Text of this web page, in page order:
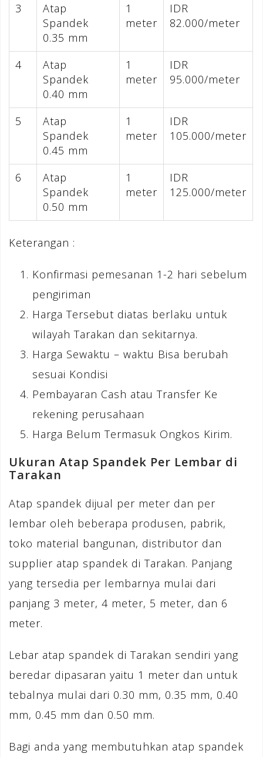
3
Atap
Spandek
0.35 mm
1
meter
IDR
82.000/meter
4
Atap
Spandek
0.40 mm
1
meter
IDR
95.000/meter
5
Atap
Spandek
0.45 mm
1
meter
IDR
105.000/meter
6
Atap
Spandek
0.50 mm
1
meter
IDR
125.000/meter
Keterangan :
Konfirmasi pemesanan 1-2 hari sebelum
pengiriman
Harga Tersebut diatas berlaku untuk
wilayah Tarakan dan sekitarnya.
Harga Sewaktu – waktu Bisa berubah
sesuai Kondisi
Pembayaran Cash atau Transfer Ke
rekening perusahaan
Harga Belum Termasuk Ongkos Kirim.
Ukuran Atap Spandek Per Lembar di
Tarakan
Atap spandek dijual per meter dan per
lembar oleh beberapa produsen, pabrik,
toko material bangunan, distributor dan
supplier atap spandek di Tarakan. Panjang
yang tersedia per lembarnya mulai dari
panjang 3 meter, 4 meter, 5 meter, dan 6
meter.
Lebar atap spandek di Tarakan sendiri yang
beredar dipasaran yaitu 1 meter dan untuk
tebalnya mulai dari 0.30 mm, 0.35 mm, 0.40
mm, 0.45 mm dan 0.50 mm.
Bagi anda yang membutuhkan atap spandek